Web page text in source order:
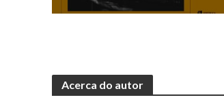
Acerca do autor